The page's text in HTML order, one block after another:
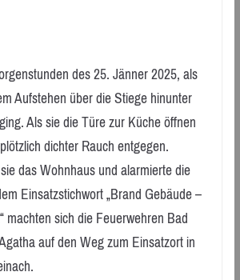
des 25. Jänner 2025, als
Aufstehen über die Stiege hinunter
Als sie die Türe zur Küche öffnen
dichter Rauch entgegen.
das Wohnhaus und alarmierte die
Einsatzstichwort „Brand Gebäude –
machten sich die Feuerwehren Bad
auf den Weg zum Einsatzort in